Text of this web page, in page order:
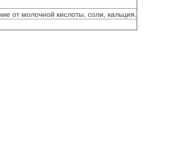
от молочной кислоты, соли, кальция.